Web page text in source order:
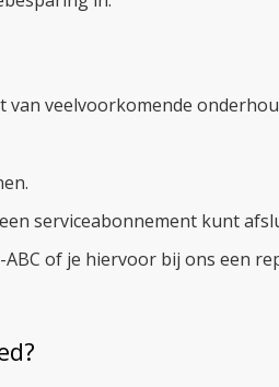
van veelvoorkomende
serviceabonnement kunt
of je hiervoor bij ons een